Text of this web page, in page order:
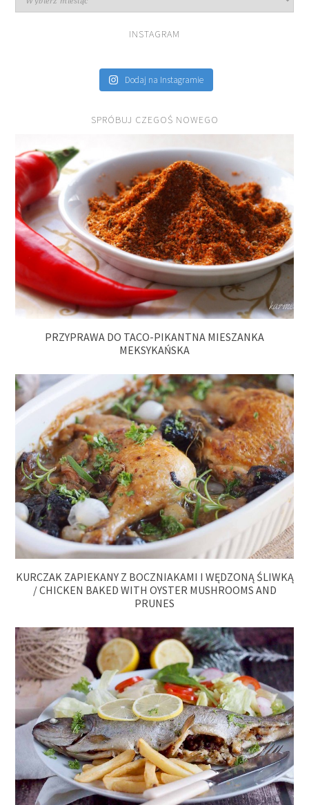
INSTAGRAM
Dodaj na Instagramie
SPRÓBUJ CZEGOŚ NOWEGO
PRZYPRAWA DO TACO-PIKANTNA MIESZANKA
MEKSYKAŃSKA
KURCZAK ZAPIEKANY Z BOCZNIAKAMI I WĘDZONĄ ŚLIWKĄ
/ CHICKEN BAKED WITH OYSTER MUSHROOMS AND
PRUNES